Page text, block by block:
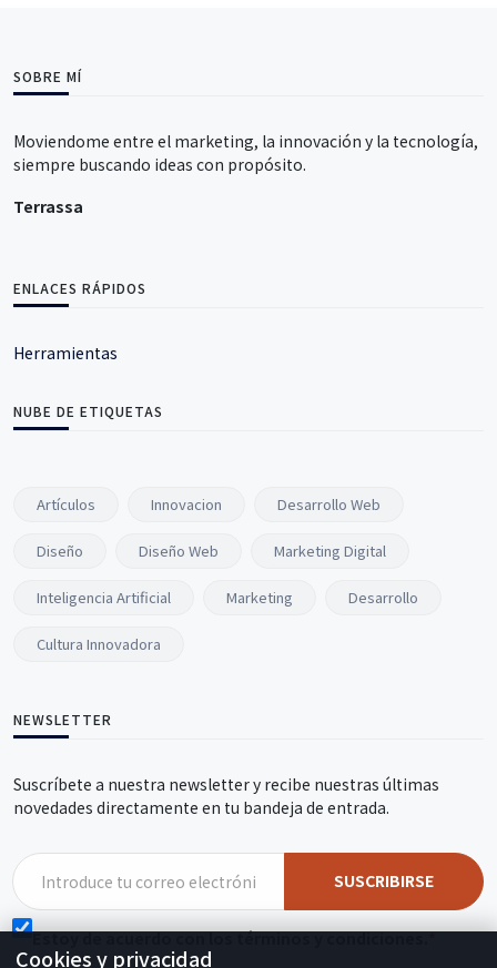
SOBRE MÍ
Moviendome entre el marketing, la innovación y la tecnología,
siempre buscando ideas con propósito.
Terrassa
ENLACES RÁPIDOS
Herramientas
NUBE DE ETIQUETAS
Artículos Innovacion Desarrollo Web
Diseño Diseño Web Marketing Digital
Inteligencia Artificial Marketing Desarrollo
Cultura Innovadora
NEWSLETTER
Suscríbete a nuestra newsletter y recibe nuestras últimas
novedades directamente en tu bandeja de entrada.
SUSCRIBIRSE
Estoy de acuerdo con los términos y condiciones.
Cookies y privacidad